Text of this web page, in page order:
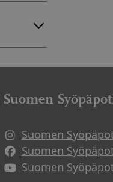
ry:n
Suomen
Suomen
Suomen
Suomen